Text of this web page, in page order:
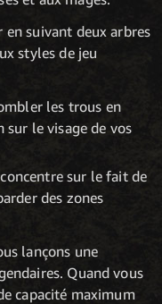
suivant deux arbres
styles de jeu
les trous en
le visage de vos
sur le fait de
des zones
lançons une
Quand vous
capacité maximum